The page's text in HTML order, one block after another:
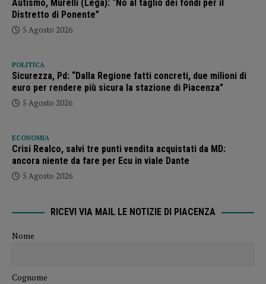
Autismo, Murelli (Lega): “No al taglio dei fondi per il
Distretto di Ponente”
5 Agosto 2026
POLITICA
Sicurezza, Pd: “Dalla Regione fatti concreti, due milioni di
euro per rendere più sicura la stazione di Piacenza”
5 Agosto 2026
ECONOMIA
Crisi Realco, salvi tre punti vendita acquistati da MD:
ancora niente da fare per Ecu in viale Dante
5 Agosto 2026
RICEVI VIA MAIL LE NOTIZIE DI PIACENZA
Nome
Cognome